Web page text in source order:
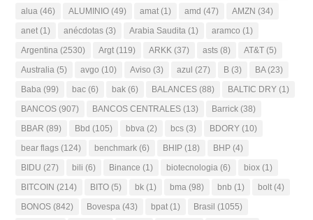
alua (46) ALUMINIO (49) amat (1) amd (47) AMZN (34)
anet (1) anécdotas (3) Arabia Saudita (1) aramco (1)
Argentina (2530) Argt (119) ARKK (37) asts (8) AT&T (5)
Australia (5) avgo (10) Aviso (3) azul (27) B (3) BA(23)
Baba (99) bac (6) bak (6) BALANCES (88) BALTIC DRY (1)
BANCOS (907) BANCOS CENTRALES (13) Barrick (38)
BBAR (89) Bbd (105) bbva (2) bcs (3) BDORY (10)
bear flags (124) benchmark (6) BHIP (18) BHP (4)
BIDU (27) bili (6) Binance (1) biotecnologia (6) biox (1)
BITCOIN (214) BITO (5) bk (1) bma (98) bnb (1) bolt (4)
BONOS (842) Bovespa (43) bpat (1) Brasil (1055)